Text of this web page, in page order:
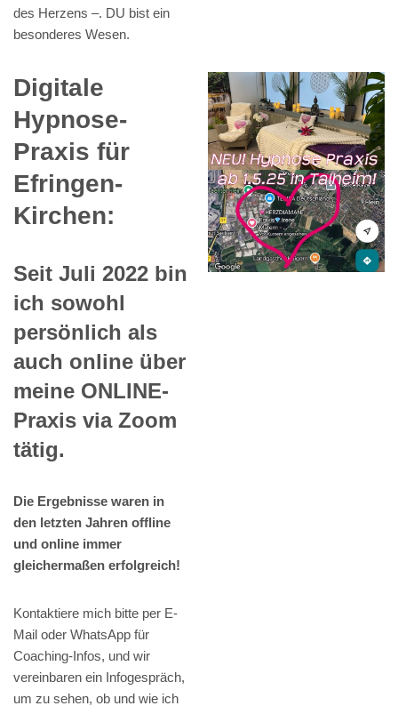
des Herzens –. DU bist ein
besonderes Wesen.
Digitale
Hypnose-
Praxis für
Efringen-
Kirchen:
Seit Juli 2022 bin
ich sowohl
persönlich als
auch online über
meine ONLINE-
Praxis via Zoom
tätig.
Die Ergebnisse waren in
den letzten Jahren offline
und online immer
gleichermaßen erfolgreich!
Kontaktiere mich bitte per E-
Mail oder WhatsApp für
Coaching-Infos, und wir
vereinbaren ein Infogespräch,
um zu sehen, ob und wie ich